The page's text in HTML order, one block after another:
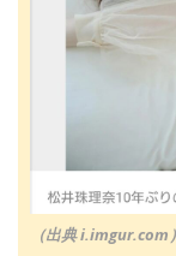
（出典 i.imgur.com）